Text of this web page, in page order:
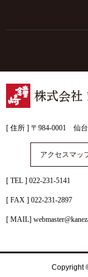
[ 住所 ] 〒984-0001 仙
アクセスマッ
[ TEL ] 022-231-5141
[ FAX ] 022-231-2897
[ MAIL]
Copyright